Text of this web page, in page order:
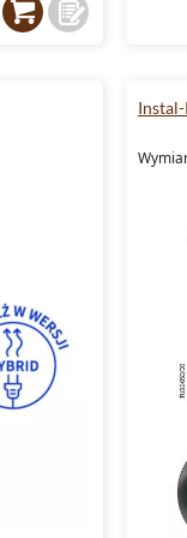
pierwotny
Instal-
Tubus 2
technologii z
na